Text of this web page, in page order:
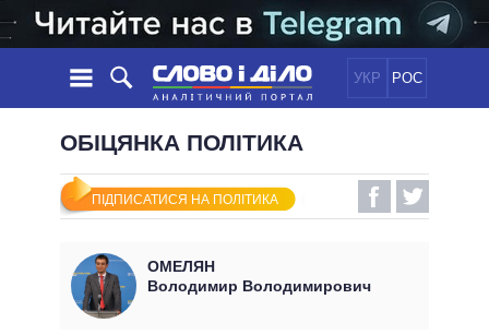
УКР РОС
НОВИНИ
СТРІЧКА
ПОДІЇ
СТАТТІ
ДУМКИ
ОГЛЯДИ
ПОЛІТИКА
ЕКОНОМІКА
СВІТ
ОБIЦЯНКИ
УСІ ПОЛІТИКИ
ПРЕЗИДЕНТ І ОФІС
ІНФОГРАФІКА
ОБІЦЯНКА ПОЛІТИКА
ПІДПИСАТИСЯ НА ПОЛІТИКА
ОМЕЛЯН
Володимир Володимирович